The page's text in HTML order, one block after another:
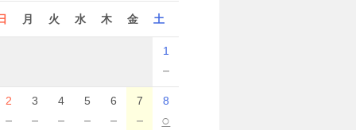
月 火 水 木 金 土
1
－
2
－
3
－
4
－
5
－
6
－
7
－
8
○